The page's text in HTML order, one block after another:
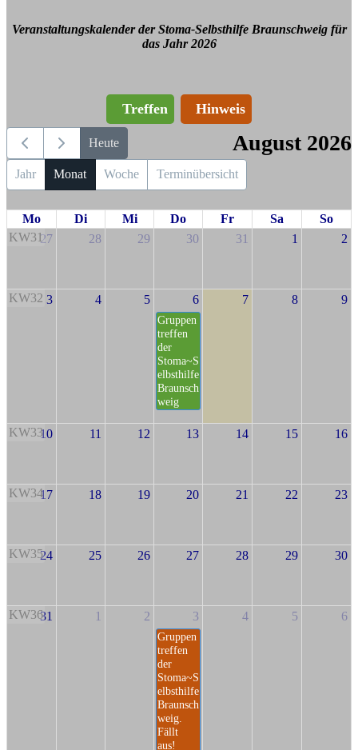
Veranstaltungskalender der Stoma-Selbsthilfe Braunschweig für
das Jahr 2026
Treffen Hinweis
Heute August 2026
Jahr Monat Woche Terminübersicht
Mo Di Mi Do Fr Sa
So
KW3127 28 29 30 31 1 2
KW32 3 4 5 6
Gruppen
treffen
der
Stoma~S
elbsthilfe
Braunsch
weig
7 8 9
KW3310 11 12 13 14 15 16
KW3417 18 19 20 21 22 23
KW3524 25 26 27 28 29 30
KW3631 1 2 3
Gruppen
treffen
der
Stoma~S
elbsthilfe
Braunsch
weig.
Fällt
aus!
4 5 6